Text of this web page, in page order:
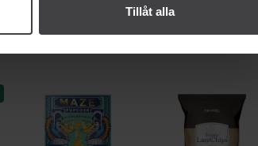
Tillåt alla